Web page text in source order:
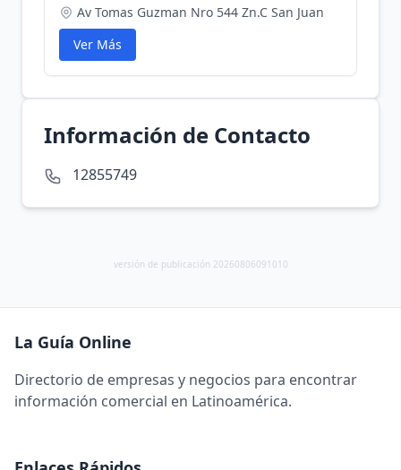
Av Tomas Guzman Nro 544 Zn.C San Juan
Ver Más
Información de Contacto
12855749
versión de publicación 20260806091010
La Guía Online
Directorio de empresas y negocios para encontrar
información comercial en Latinoamérica.